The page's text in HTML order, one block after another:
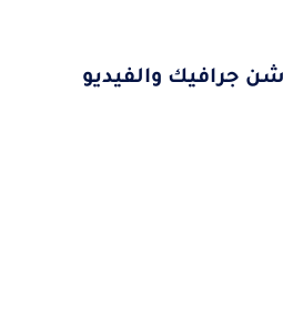
جرافيك والفيديو